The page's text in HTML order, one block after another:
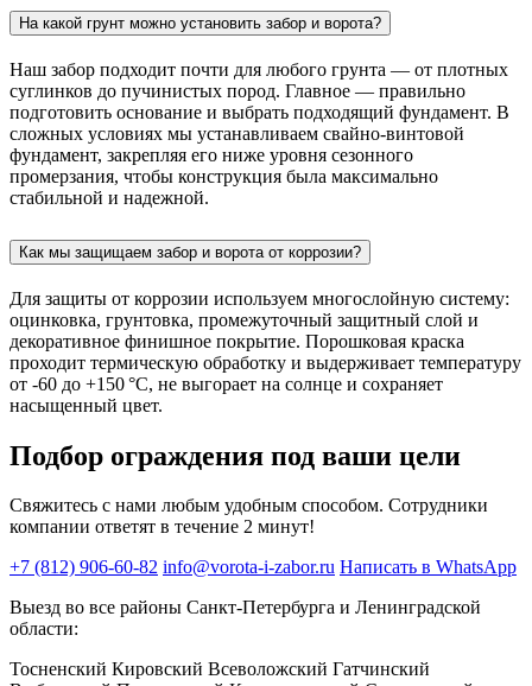
На какой грунт можно установить забор и ворота?
Наш забор подходит почти для любого грунта — от плотных
суглинков до пучинистых пород. Главное — правильно
подготовить основание и выбрать подходящий фундамент. В
сложных условиях мы устанавливаем свайно-винтовой
фундамент, закрепляя его ниже уровня сезонного
промерзания, чтобы конструкция была максимально
стабильной и надежной.
Как мы защищаем забор и ворота от коррозии?
Для защиты от коррозии используем многослойную систему:
оцинковка, грунтовка, промежуточный защитный слой и
декоративное финишное покрытие. Порошковая краска
проходит термическую обработку и выдерживает температуру
от -60 до +150 °C, не выгорает на солнце и сохраняет
насыщенный цвет.
Подбор ограждения под ваши цели
Свяжитесь с нами любым удобным способом. Сотрудники
компании ответят в течение 2 минут!
+7 (812) 906-60-82 info@vorota-i-zabor.ru Написать в WhatsApp
Выезд во все районы Санкт-Петербурга и Ленинградской
области:
Тосненский Кировский Всеволожский Гатчинский